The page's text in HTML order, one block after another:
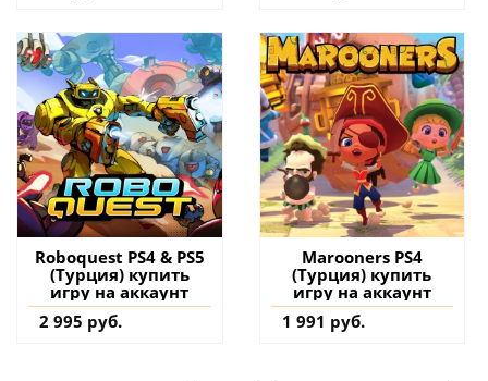
Roboquest PS4 & PS5
(Турция) купить
игру на аккаунт
2 995 руб.
Marooners PS4
(Турция) купить
игру на аккаунт
1 991 руб.